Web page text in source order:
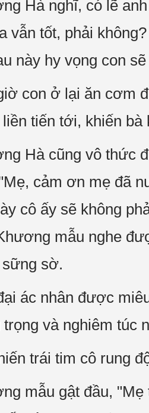
Hà nghĩ, có lẽ
vẫn tốt, phải
này hy vọng con
con ở lại ăn
liền tiến tới, khiến
Hà cũng vô thức
cảm ơn mẹ đã
cô ấy sẽ không
mẫu nghe
sờ.
ác nhân được
trọng và nghiêm túc
trái tim cô rung
mẫu gật đầu,